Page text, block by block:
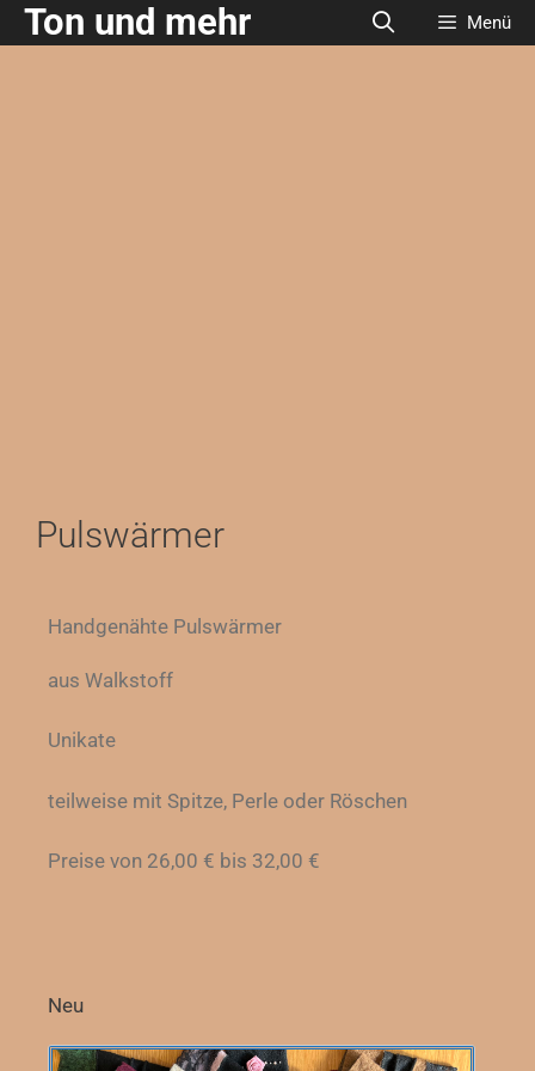
Ton und mehr Menü
Pulswärmer
Handgenähte Pulswärmer
aus Walkstoff
Unikate
teilweise mit Spitze, Perle oder Röschen
Preise von 26,00 € bis 32,00 €
Neu